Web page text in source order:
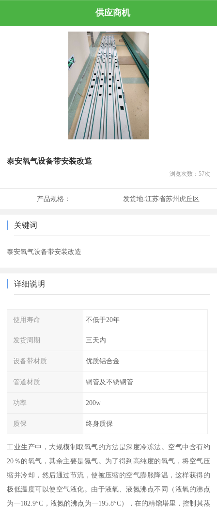
供应商机
泰安氧气设备带安装改造
浏览次数： 57次
产品规格： 发货地:江苏省苏州虎丘区
关键词
泰安氧气设备带安装改造
详细说明
使用寿命 不低于20年
发货周期 三天内
设备带材质 优质铝合金
管道材质 铜管及不锈钢管
功率 200w
质保 终身质保
工业生产中，大规模制取氧气的方法是深度冷冻法。空气中含有约
20％的氧气，其余主要是氮气。为了得到高纯度的氧气，将空气压
缩并冷却，然后通过节流，使被压缩的空气膨胀降温，这样获得的
极低温度可以使空气液化。由于液氧、液氮沸点不同（液氧的沸点
为—182.9°C，液氮的沸点为—195.8°C），在的精馏塔里，控制其蒸